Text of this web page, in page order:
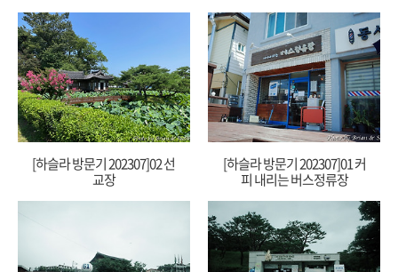
[하슬라 방문기 202307]02 선
교장
[하슬라 방문기 202307]01 커
피 내리는 버스정류장